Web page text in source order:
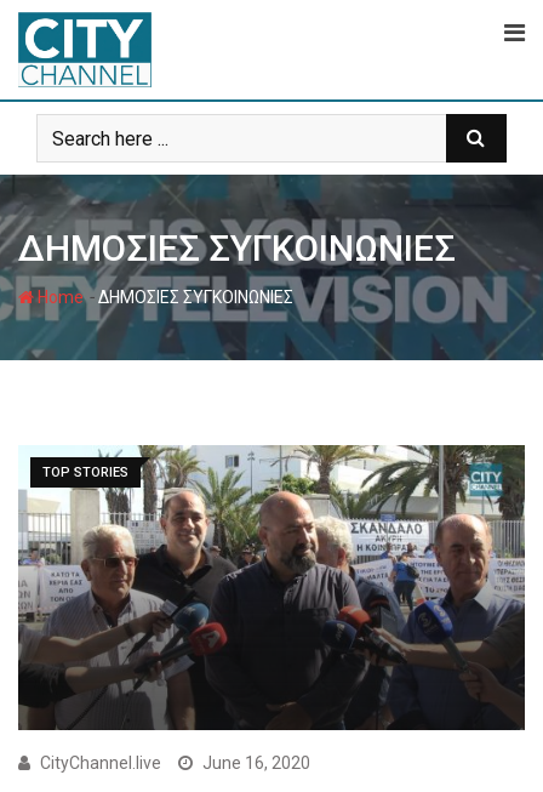
Skip
content
ΔΗΜΟΣΙΕΣ ΣΥΓΚΟΙΝΩΝΙΕΣ
Home-ΔΗΜΟΣΙΕΣ ΣΥΓΚΟΙΝΩΝΙΕΣ
TOP STORIES
CityChannel.live June 16, 2020